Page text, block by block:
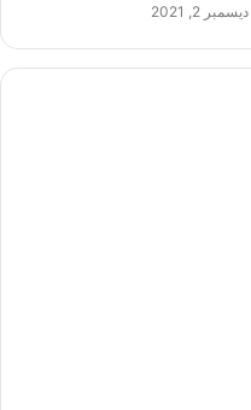
ديسمبر 2, 2021